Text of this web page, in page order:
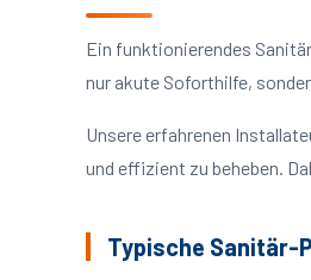
Ein funktionierendes
nur akute Soforthilfe,
Unsere erfahrenen
und effizient zu beheben.
Typische Sanitär-